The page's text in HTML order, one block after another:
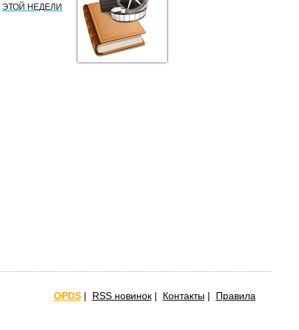
ЭТОЙ НЕДЕЛИ
OPDS| RSS новинок| Контакты| Правила